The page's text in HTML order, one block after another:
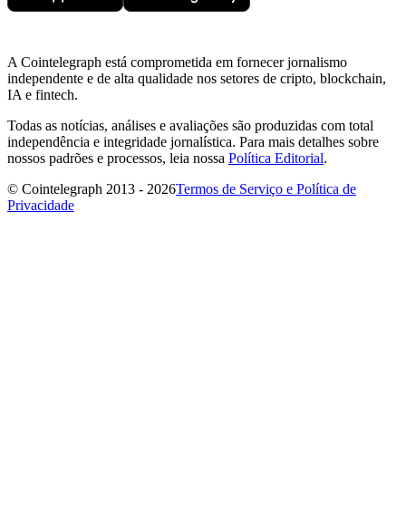
A Cointelegraph está comprometida em fornecer jornalismo
independente e de alta qualidade nos setores de cripto, blockchain,
IA e fintech.
Todas as notícias, análises e avaliações são produzidas com total
independência e integridade jornalística. Para mais detalhes sobre
nossos padrões e processos, leia nossa Política Editorial.
© Cointelegraph 2013 - 2026Termos de Serviço e Política de
Privacidade